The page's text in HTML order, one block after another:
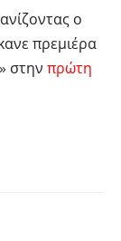
ο
πρεμιέρα
στην πρώτη